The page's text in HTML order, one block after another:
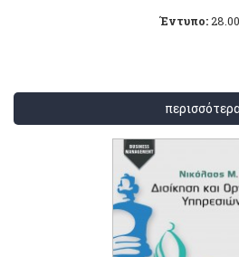
Έντυπο: 28.00